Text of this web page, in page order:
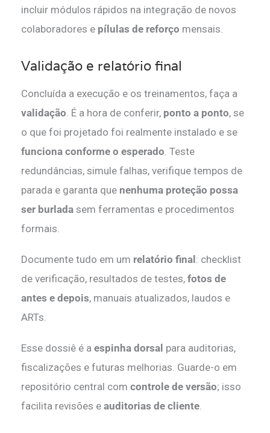
incluir módulos rápidos na integração de novos
colaboradores e pílulas de reforço mensais.
Validação e relatório final
Concluída a execução e os treinamentos, faça a
validação . É a hora de conferir, ponto a ponto, se
o que foi projetado foi realmente instalado e se
funciona conforme o esperado . Teste
redundâncias, simule falhas, verifique tempos de
parada e garanta que nenhuma proteção possa
ser burlada sem ferramentas e procedimentos
formais.
Documente tudo em um relatório final: checklist
de verificação, resultados de testes, fotos de
antes e depois, manuais atualizados, laudos e
ARTs.
Esse dossiê é a espinha dorsal para auditorias,
fiscalizações e futuras melhorias. Guarde-o em
repositório central com controle de versão; isso
facilita revisões e auditorias de cliente